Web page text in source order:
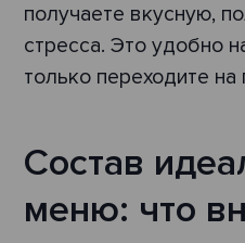
получаете вкусную,
стресса. Это удобно
только переходите на
Состав
меню: что